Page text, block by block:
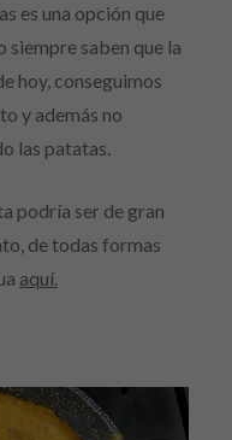
es una opción que
siempre saben que la
hoy, conseguimos
y además no
las patatas.
podría ser de gran
de todas formas
aquí.